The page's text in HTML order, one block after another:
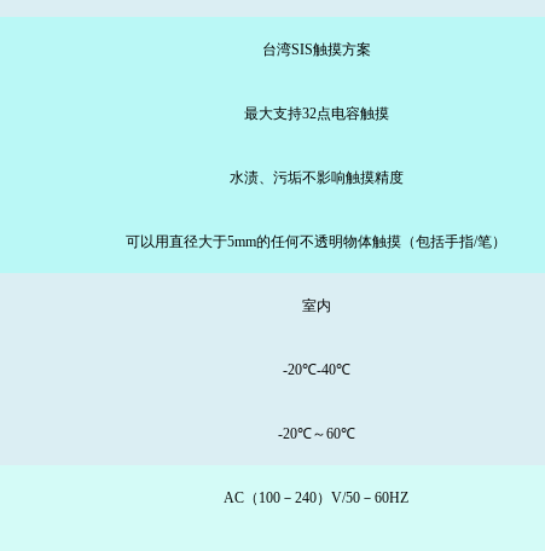
台湾SIS触摸方案
最大支持32点电容触摸
水渍、污垢不影响触摸精度
可以用直径大于5mm的任何不透明物体触摸（包括手指/笔）
室内
-20℃-40℃
-20℃～60℃
AC（100－240）V/50－60HZ